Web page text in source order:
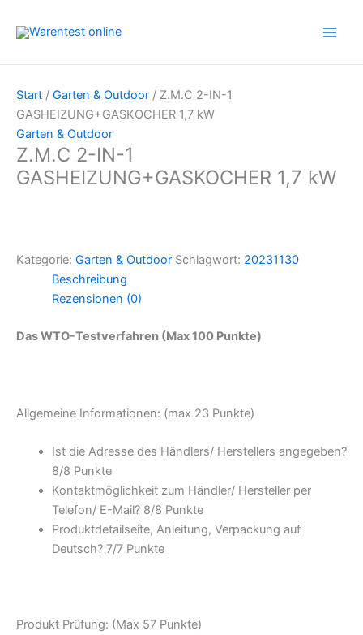
Inhalt
Start / Garten & Outdoor / Z.M.C 2-IN-1
GASHEIZUNG+GASKOCHER 1,7 kW
Garten & Outdoor
Z.M.C 2-IN-1
GASHEIZUNG+GASKOCHER 1,7 kW
Kategorie: Garten & Outdoor Schlagwort: 20231130
Beschreibung
Rezensionen (0)
Das WTO-Testverfahren (Max 100 Punkte)
Allgemeine Informationen: (max 23 Punkte)
Ist die Adresse des Händlers/ Herstellers angegeben?
8/8 Punkte
Kontaktmöglichkeit zum Händler/ Hersteller per
Telefon/ E-Mail? 8/8 Punkte
Produktdetailseite, Anleitung, Verpackung auf
Deutsch? 7/7 Punkte
Produkt Prüfung: (Max 57 Punkte)